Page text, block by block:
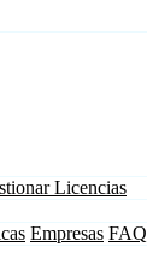
Licencias
Empresas FAQ